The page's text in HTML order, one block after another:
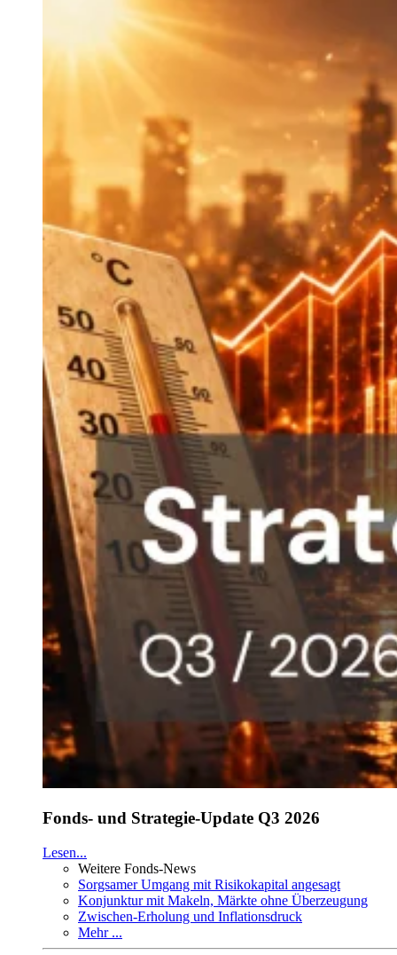
Fonds- und Strategie-Update Q3 2026
Lesen...
Weitere Fonds-News
Sorgsamer Umgang mit Risikokapital angesagt
Konjunktur mit Makeln, Märkte ohne Überzeugung
Zwischen-Erholung und Inflationsdruck
Mehr ...